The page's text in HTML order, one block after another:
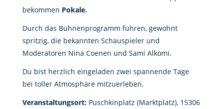
bekommen Pokale.
Durch das Bühnenprogramm führen, gewohnt
spritzig, die bekannten Schauspieler und
Moderatoren Nina Coenen und Sami Alkomi.
Du bist herzlich eingeladen zwei spannende Tage
bei toller Atmosphäre mitzuerleben.
Veranstaltungsort: Puschkinplatz (Marktplatz), 15306